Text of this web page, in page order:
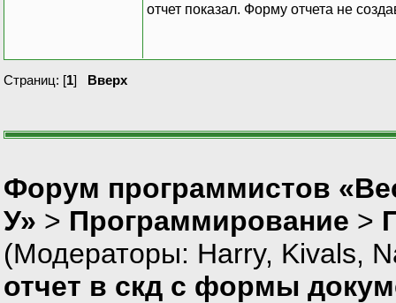
отчет показал. Форму отчета не
Страниц: [1] Вверх
Форум программистов
У» > Программирование >
(Модераторы: Harry, Kivals,
отчет в скд с формы